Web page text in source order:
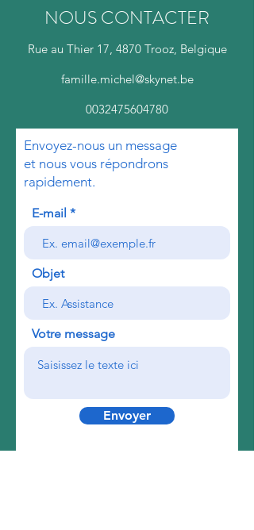
NOUS CONTACTER
Rue au Thier 17, 4870 Trooz, Belgique
famille.michel@skynet.be
0032475604780
Envoyez-nous un message
et nous vous répondrons
rapidement.
E-mail
Objet
Votre message
Envoyer